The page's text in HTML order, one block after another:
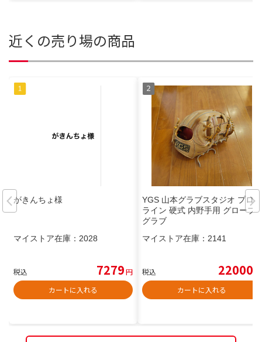
近くの売り場の商品
がきんちょ様
マイストア在庫： 2028
税込 7279円
カートに入れる
YGS 山本グラブスタジオ プロ
ライン 硬式 内野手用 グローブ
グラブ
マイストア在庫： 2141
税込 22000
カートに入れる